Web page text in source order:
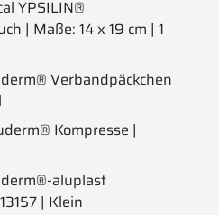
YPSILIN®
| Maße: 14 x 19 cm | 1
Verbandpäckchen
Kompresse |
aluplast
| Klein